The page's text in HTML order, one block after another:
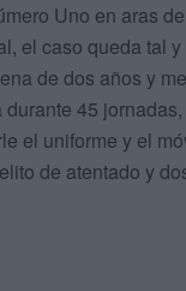
Uno en aras
el caso queda tal
de dos años y
45
el uniforme y el
de atentado y